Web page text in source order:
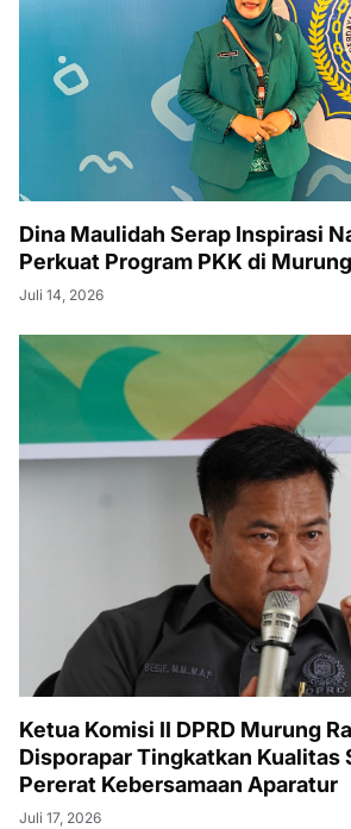
Dina Maulidah Serap Inspirasi
Perkuat Program PKK di
Juli 14, 2026
Ketua Komisi II DPRD Murung
Disporapar Tingkatkan Kualitas
Pererat Kebersamaan Aparatur
Juli 17, 2026